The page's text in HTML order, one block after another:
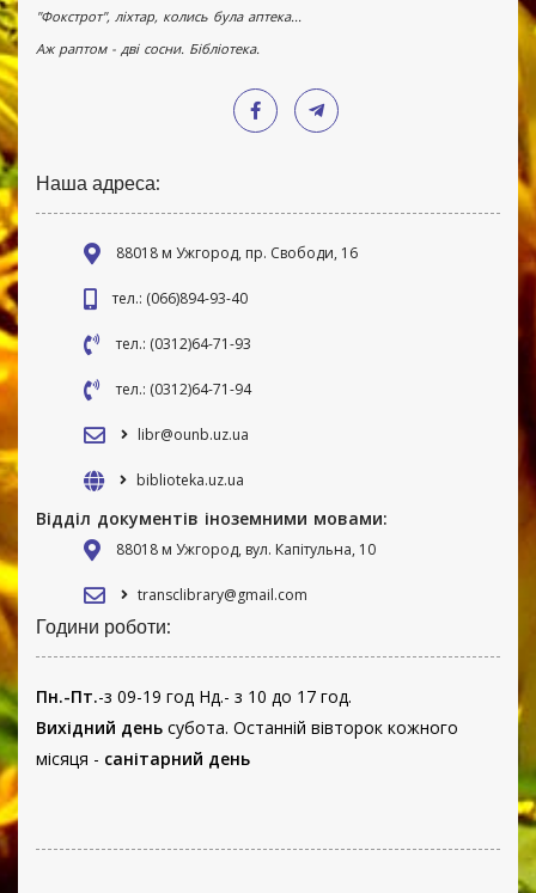
"Фокстрот", ліхтар, колись була аптека...
Аж раптом - дві сосни. Бібліотека.
Наша адреса:
88018 м Ужгород, пр. Свободи, 16
тел.: (066)894-93-40
тел.: (0312)64-71-93
тел.: (0312)64-71-94
libr@ounb.uz.ua
biblioteka.uz.ua
Відділ документів іноземними мовами:
88018 м Ужгород, вул. Капітульна, 10
transclibrary@gmail.com
Години роботи:
Пн.-Пт.-з 09-19 год Нд.- з 10 до 17 год.
Вихідний день субота. Останній вівторок кожного
місяця - санітарний день